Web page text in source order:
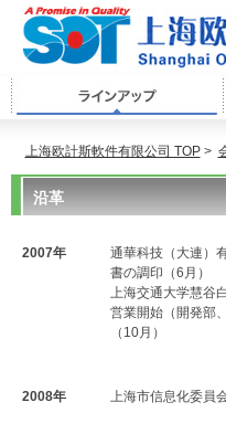
上海欧計斯軟件有限公司 TOP>
沿革
2007年
通華科技（大連）
書の調印（6月）
上海交通大学慧谷
営業開始（開発部
（10月）
2008年 上海市信息化委員